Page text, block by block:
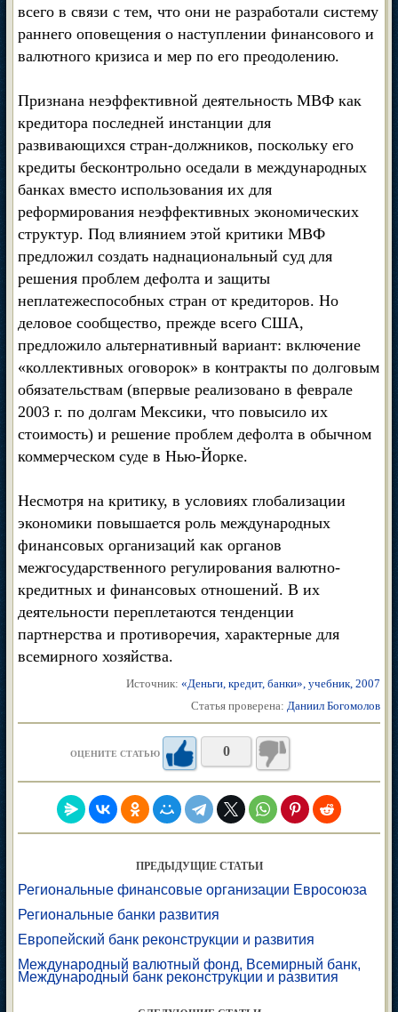
всего в связи с тем, что они не разработали систему
раннего оповещения о наступлении финансового и
валютного кризиса и мер по его преодолению.
Признана неэффективной деятельность МВФ как
кредитора последней инстанции для
развивающихся стран-должников, поскольку его
кредиты бесконтрольно оседали в международных
банках вместо использования их для
реформирования неэффективных экономических
структур. Под влиянием этой критики МВФ
предложил создать наднациональный суд для
решения проблем дефолта и защиты
неплатежеспособных стран от кредиторов. Но
деловое сообщество, прежде всего США,
предложило альтернативный вариант: включение
«коллективных оговорок» в контракты по долговым
обязательствам (впервые реализовано в феврале
2003 г. по долгам Мексики, что повысило их
стоимость) и решение проблем дефолта в обычном
коммерческом суде в Нью-Йорке.
Несмотря на критику, в условиях глобализации
экономики повышается роль международных
финансовых организаций как органов
межгосударственного регулирования валютно-
кредитных и финансовых отношений. В их
деятельности переплетаются тенденции
партнерства и противоречия, характерные для
всемирного хозяйства.
Источник: «Деньги, кредит, банки», учебник, 2007
Статья проверена: Даниил Богомолов
ОЦЕНИТЕ СТАТЬЮ 0
ПРЕДЫДУЩИЕ СТАТЬИ
Региональные финансовые организации Евросоюза
Региональные банки развития
Европейский банк реконструкции и развития
Международный валютный фонд, Всемирный банк,
Международный банк реконструкции и развития